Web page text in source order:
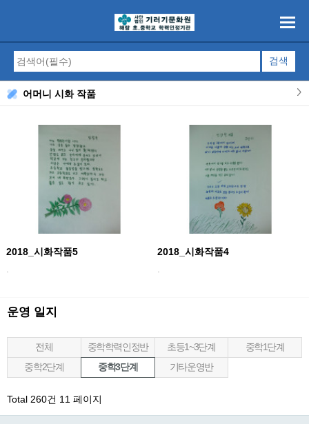
어머니 시화 작품
2018_시화작품5
2018_시화작품4
운영 일지
전체 중학학력인정반 초등1~3단계
중학1단계
중학2단계
중학3단계 기타운영반
Total 260건 11 페이지